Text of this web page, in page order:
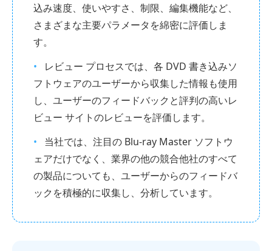
込み速度、使いやすさ、制限、編集機能など、
さまざまな主要パラメータを綿密に評価しま
す。
レビュー プロセスでは、各 DVD 書き込みソ
フトウェアのユーザーから収集した情報も使用
し、ユーザーのフィードバックと評判の高いレ
ビュー サイトのレビューを評価します。
当社では、注目の Blu-ray Master ソフトウ
ェアだけでなく、業界の他の競合他社のすべて
の製品についても、ユーザーからのフィードバ
ックを積極的に収集し、分析しています。